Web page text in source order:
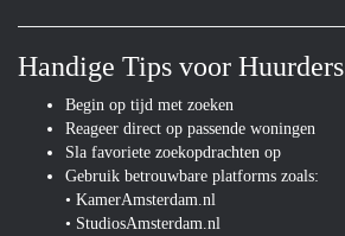
Handige Tips voor Huurders
Begin op tijd met zoeken
Reageer direct op passende woningen
Sla favoriete zoekopdrachten op
Gebruik betrouwbare platforms zoals:
• KamerAmsterdam.nl
• StudiosAmsterdam.nl